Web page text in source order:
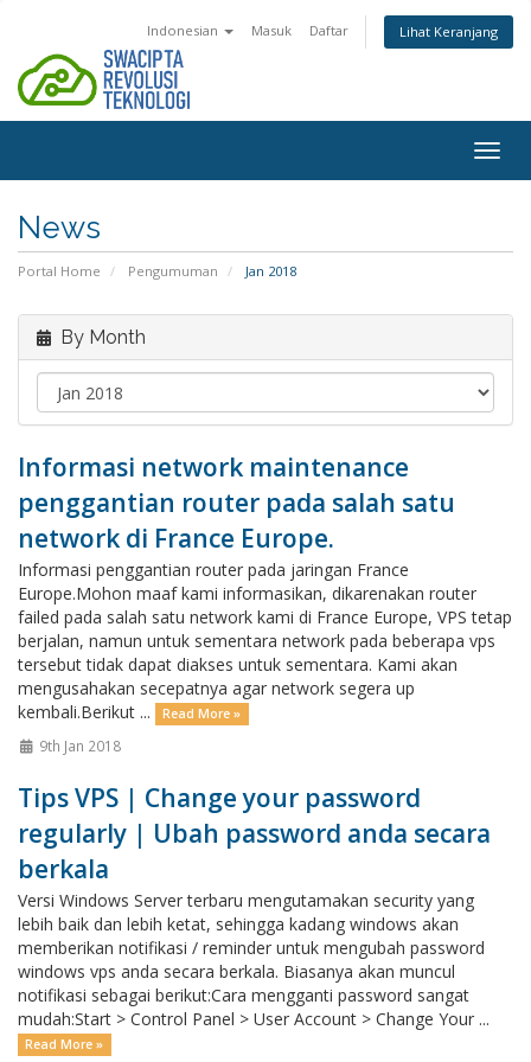
Indonesian Masuk Daftar Lihat Keranjang
News
Portal Home Pengumuman Jan 2018
By Month
Informasi network maintenance
penggantian router pada salah satu
network di France Europe.
Informasi penggantian router pada jaringan France
Europe.Mohon maaf kami informasikan, dikarenakan router
failed pada salah satu network kami di France Europe, VPS tetap
berjalan, namun untuk sementara network pada beberapa vps
tersebut tidak dapat diakses untuk sementara. Kami akan
mengusahakan secepatnya agar network segera up
kembali.Berikut ...
Read More »
9th Jan 2018
Tips VPS | Change your password
regularly | Ubah password anda secara
berkala
Versi Windows Server terbaru mengutamakan security yang
lebih baik dan lebih ketat, sehingga kadang windows akan
memberikan notifikasi / reminder untuk mengubah password
windows vps anda secara berkala. Biasanya akan muncul
notifikasi sebagai berikut:Cara mengganti password sangat
mudah:Start > Control Panel > User Account > Change Your ...
Read More »